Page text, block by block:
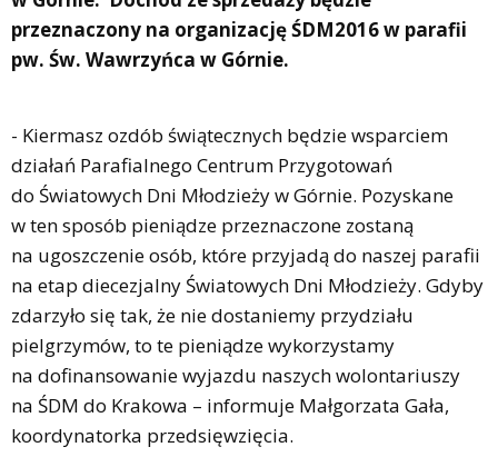
przeznaczony na organizację ŚDM2016 w parafii
pw. Św. Wawrzyńca w Górnie.
- Kiermasz ozdób świątecznych będzie wsparciem
działań Parafialnego Centrum Przygotowań
do Światowych Dni Młodzieży w Górnie. Pozyskane
w ten sposób pieniądze przeznaczone zostaną
na ugoszczenie osób, które przyjadą do naszej parafii
na etap diecezjalny Światowych Dni Młodzieży. Gdyby
zdarzyło się tak, że nie dostaniemy przydziału
pielgrzymów, to te pieniądze wykorzystamy
na dofinansowanie wyjazdu naszych wolontariuszy
na ŚDM do Krakowa – informuje Małgorzata Gała,
koordynatorka przedsięwzięcia.